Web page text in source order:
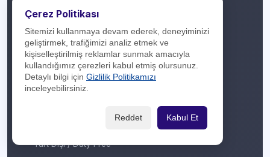
Spor Merkezi
Tasarım
Turizm / Seyahat
Ulaşım
Yurt Dışı / Duty Free
Çerez Politikası
Sitemizi kullanmaya devam ederek, deneyiminizi
geliştirmek, trafiğimizi analiz etmek ve
kişiselleştirilmiş reklamlar sunmak amacıyla
kullandığımız çerezleri kabul etmiş olursunuz.
Detaylı bilgi için Gizlilik Politikamızı
inceleyebilirsiniz.
Reddet Kabul Et